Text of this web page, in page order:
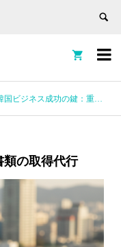


ビジネス成功の鍵：重要書類の取得代行
類の取得代行